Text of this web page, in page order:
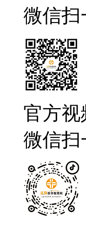
微信扫
官方视
微信扫